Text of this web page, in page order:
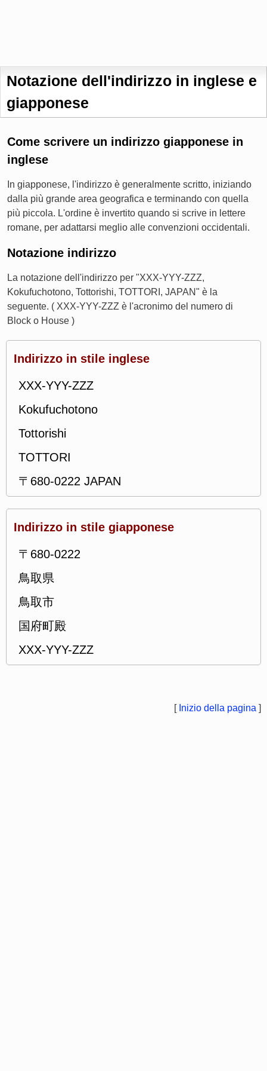
Notazione dell'indirizzo in inglese e
giapponese
Come scrivere un indirizzo giapponese in
inglese
In giapponese, l'indirizzo è generalmente scritto, iniziando
dalla più grande area geografica e terminando con quella
più piccola. L'ordine è invertito quando si scrive in lettere
romane, per adattarsi meglio alle convenzioni occidentali.
Notazione indirizzo
La notazione dell'indirizzo per "XXX-YYY-ZZZ,
Kokufuchotono, Tottorishi, TOTTORI, JAPAN" è la
seguente. ( XXX-YYY-ZZZ è l'acronimo del numero di
Block o House )
Indirizzo in stile inglese
XXX-YYY-ZZZ
Kokufuchotono
Tottorishi
TOTTORI
〒680-0222 JAPAN
Indirizzo in stile giapponese
〒680-0222
鳥取県
鳥取市
国府町殿
XXX-YYY-ZZZ
[ Inizio della pagina ]